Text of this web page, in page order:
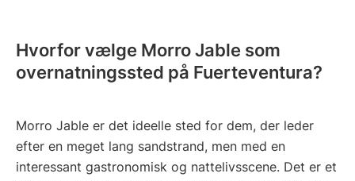
Hvorfor vælge Morro Jable som
overnatningssted på Fuerteventura?
Morro Jable er det ideelle sted for dem, der leder
efter en meget lang sandstrand, men med en
interessant gastronomisk og nattelivsscene. Det er et